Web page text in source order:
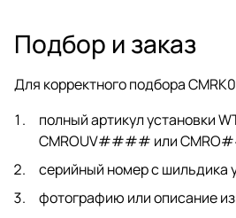
Подбор и заказ
Для корректного подбора
полный артикул установки
CMROUV#### или
серийный номер с шильдика
фотографию или описание